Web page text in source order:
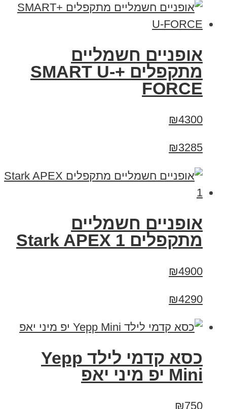
אופניים חשמליים
מתקפלים +SMART U-
FORCE
₪4300
₪3285
‏אופניים חשמליים
‏מתקפלים Stark APEX 1
₪4900
₪4290
כסא קדמי לילד Yepp
Mini יפ מיני יאפ
₪750